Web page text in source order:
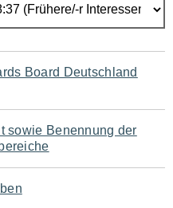
Board Deutschland
sowie Benennung der